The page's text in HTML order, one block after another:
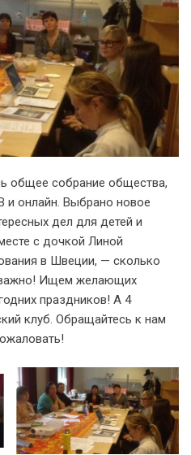
общее собрание общества,
и онлайн. Выбрано новое
дел для детей и
с дочкой Линой
в Швеции, — сколько
Ищем желающих
праздников! А 4
клуб. Обращайтесь к нам